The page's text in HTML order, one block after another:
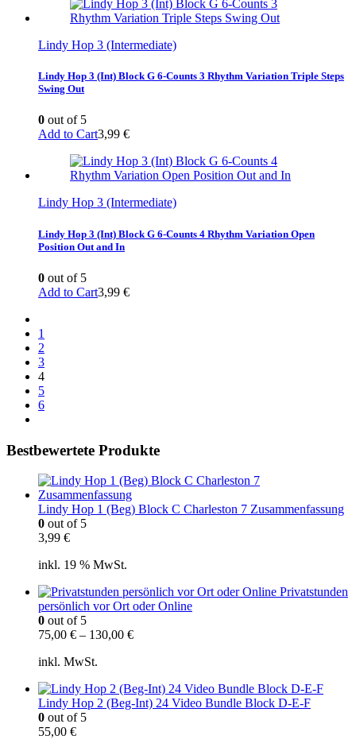
Lindy Hop 3 (Intermediate)
Lindy Hop 3 (Int) Block G 6-Counts 3 Rhythm Variation Triple Steps
Swing Out
0 out of 5
Add to Cart3,99 €
Lindy Hop 3 (Intermediate)
Lindy Hop 3 (Int) Block G 6-Counts 4 Rhythm Variation Open
Position Out and In
0 out of 5
Add to Cart3,99 €
1
2
3
4
5
6
Bestbewertete Produkte
Lindy Hop 1 (Beg) Block C Charleston 7 Zusammenfassung
0 out of 5
3,99 €
inkl. 19 % MwSt.
Privatstunden
persönlich vor Ort oder Online
0 out of 5
75,00 € – 130,00 €
inkl. MwSt.
Lindy Hop 2 (Beg-Int) 24 Video Bundle Block D-E-F
0 out of 5
55,00 €